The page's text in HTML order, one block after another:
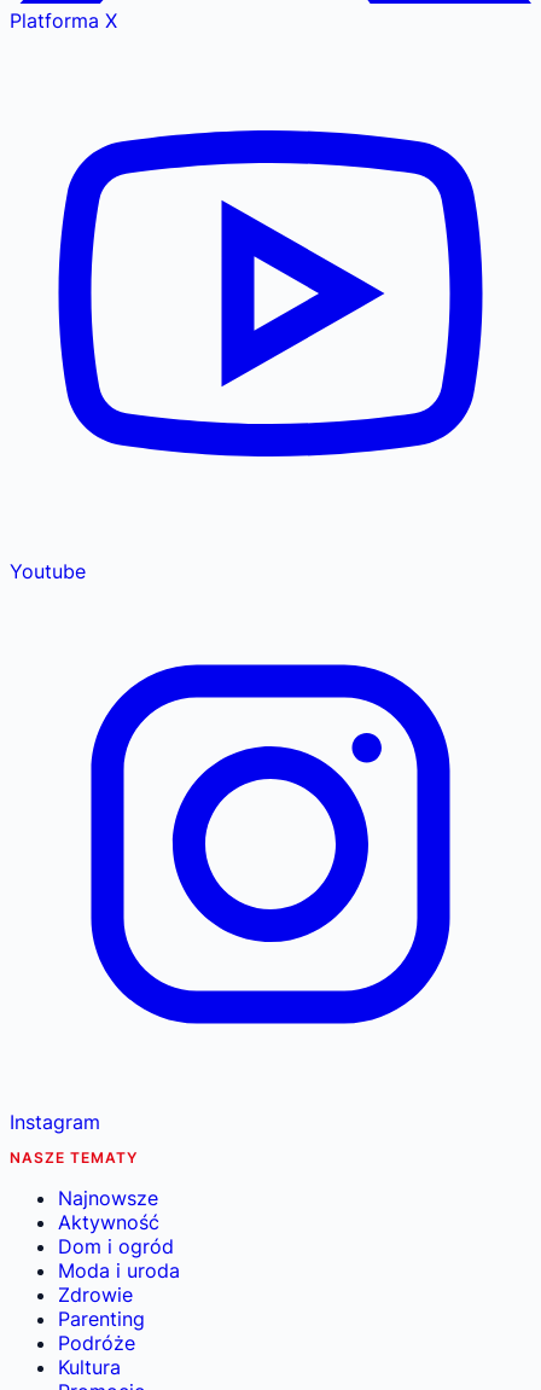
Platforma X
Youtube
Instagram
NASZE TEMATY
Najnowsze
Aktywność
Dom i ogród
Moda i uroda
Zdrowie
Parenting
Podróże
Kultura